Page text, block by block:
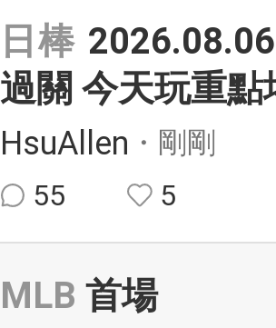
日棒
過關 今天玩重
HsuAllen ・剛剛
55
5
MLB 首場